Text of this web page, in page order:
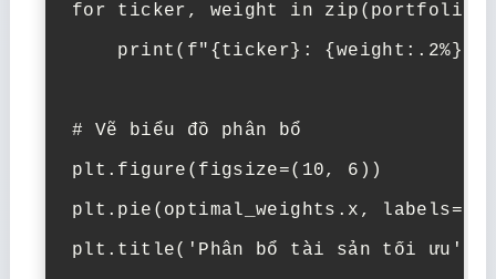
for ticker, weight in
    print(f"{ticker}: {weight:.2%}")
# Vẽ biểu đồ phân bổ
plt.figure(figsize=(10, 6))
plt.pie(optimal_weights.x,
plt.title('Phân bổ tài sản tối ưu')